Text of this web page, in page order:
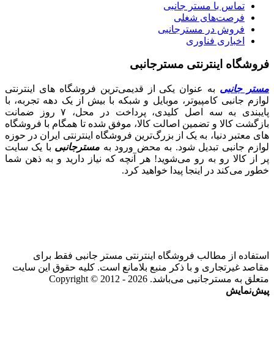
تماس با مستر جانبی
فرصت‌های شغلی
فروش در مسترجانبی
اخباری فناوری
فروشگاه اینترنتی مسترجانبی
مستر جانبی به عنوان یکی از قدیمی‌ترین فروشگاه های اینترنتی
لوازم جانبی کامپیوتر، موبایل و شبکه با بیش از یک دهه تجربه، با
پایبندی به سه اصل کلیدی، پرداخت در محل، ۷ روز ضمانت
بازگشت کالا و تضمین اصالت کالا، موفق شده تا همگام با فروشگاه‌
های معتبر دنیا، به یک از بزرگ‌ترین فروشگاه اینترنتی ایران در حوزه
لوازم جانبی تبدیل شود. به محض ورود به مسترجانبی با یک سایت
پر از کالا رو به رو می‌شوید! هر آنچه که نیاز دارید و به ذهن شما
خطور می‌کند در اینجا پیدا خواهید کرد.
استفاده از مطالب فروشگاه اینترنتی مستر جانبی فقط برای
مقاصد غیرتجاری و با ذکر منبع بلامانع است. کلیه حقوق این سایت
متعلق به مسترجانبی می‌باشد. Copyright © 2012 - 2026
پیش‌نمایش